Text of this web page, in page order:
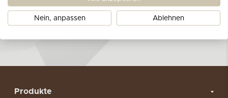
ABONNIEREN SIE UNSEREN NEWSLETTER
Produkte
Nein, anpassen Ablehnen